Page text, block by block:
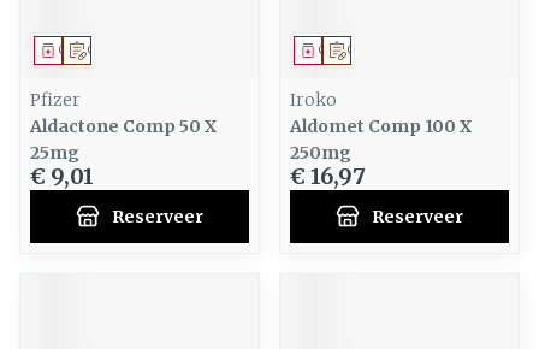
Op voorschrift
Geneesmiddel
Pfizer
Aldactone Comp 50 X
25mg
€ 9,01
Reserveer
Op voorschrift
Geneesmiddel
Iroko
Aldomet Comp 100 X
250mg
€ 16,97
Reserveer